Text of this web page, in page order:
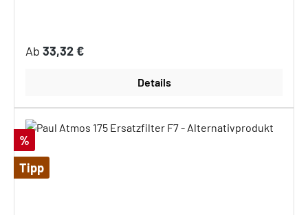
Regulärer Preis:
Ab 33,32 €
Details
Rabatt
%
Tipp